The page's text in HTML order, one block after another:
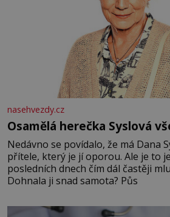
nasehvezdy.cz
Osamělá herečka Syslová
Nedávno se povídalo, že má Dana
přítele, který je jí oporou. Ale je to
posledních dnech čím dál častěji
Dohnala ji snad samota? Půs